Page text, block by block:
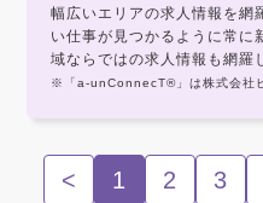
幅広いエリアの求人情報を網
い仕事が見つかるように常に
域ならではの求人情報も網羅
※「a-unConnecT®」は株式会社
< 1 2 3